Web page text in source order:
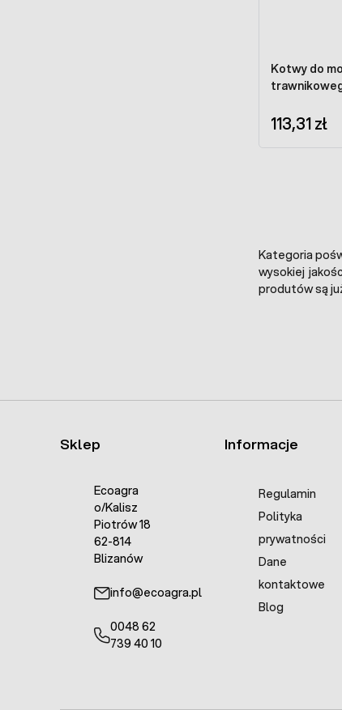
Kotwy do
113,31 zł
Kategoria
wysokiej
produtów są
Sklep
Ecoagra
o/Kalisz
Piotrów 18
62-814
Blizanów
info@ecoagra.pl
0048 62
739 40 10
Informacje
Regulamin
Polityka
prywatności
Dane
kontaktowe
Blog